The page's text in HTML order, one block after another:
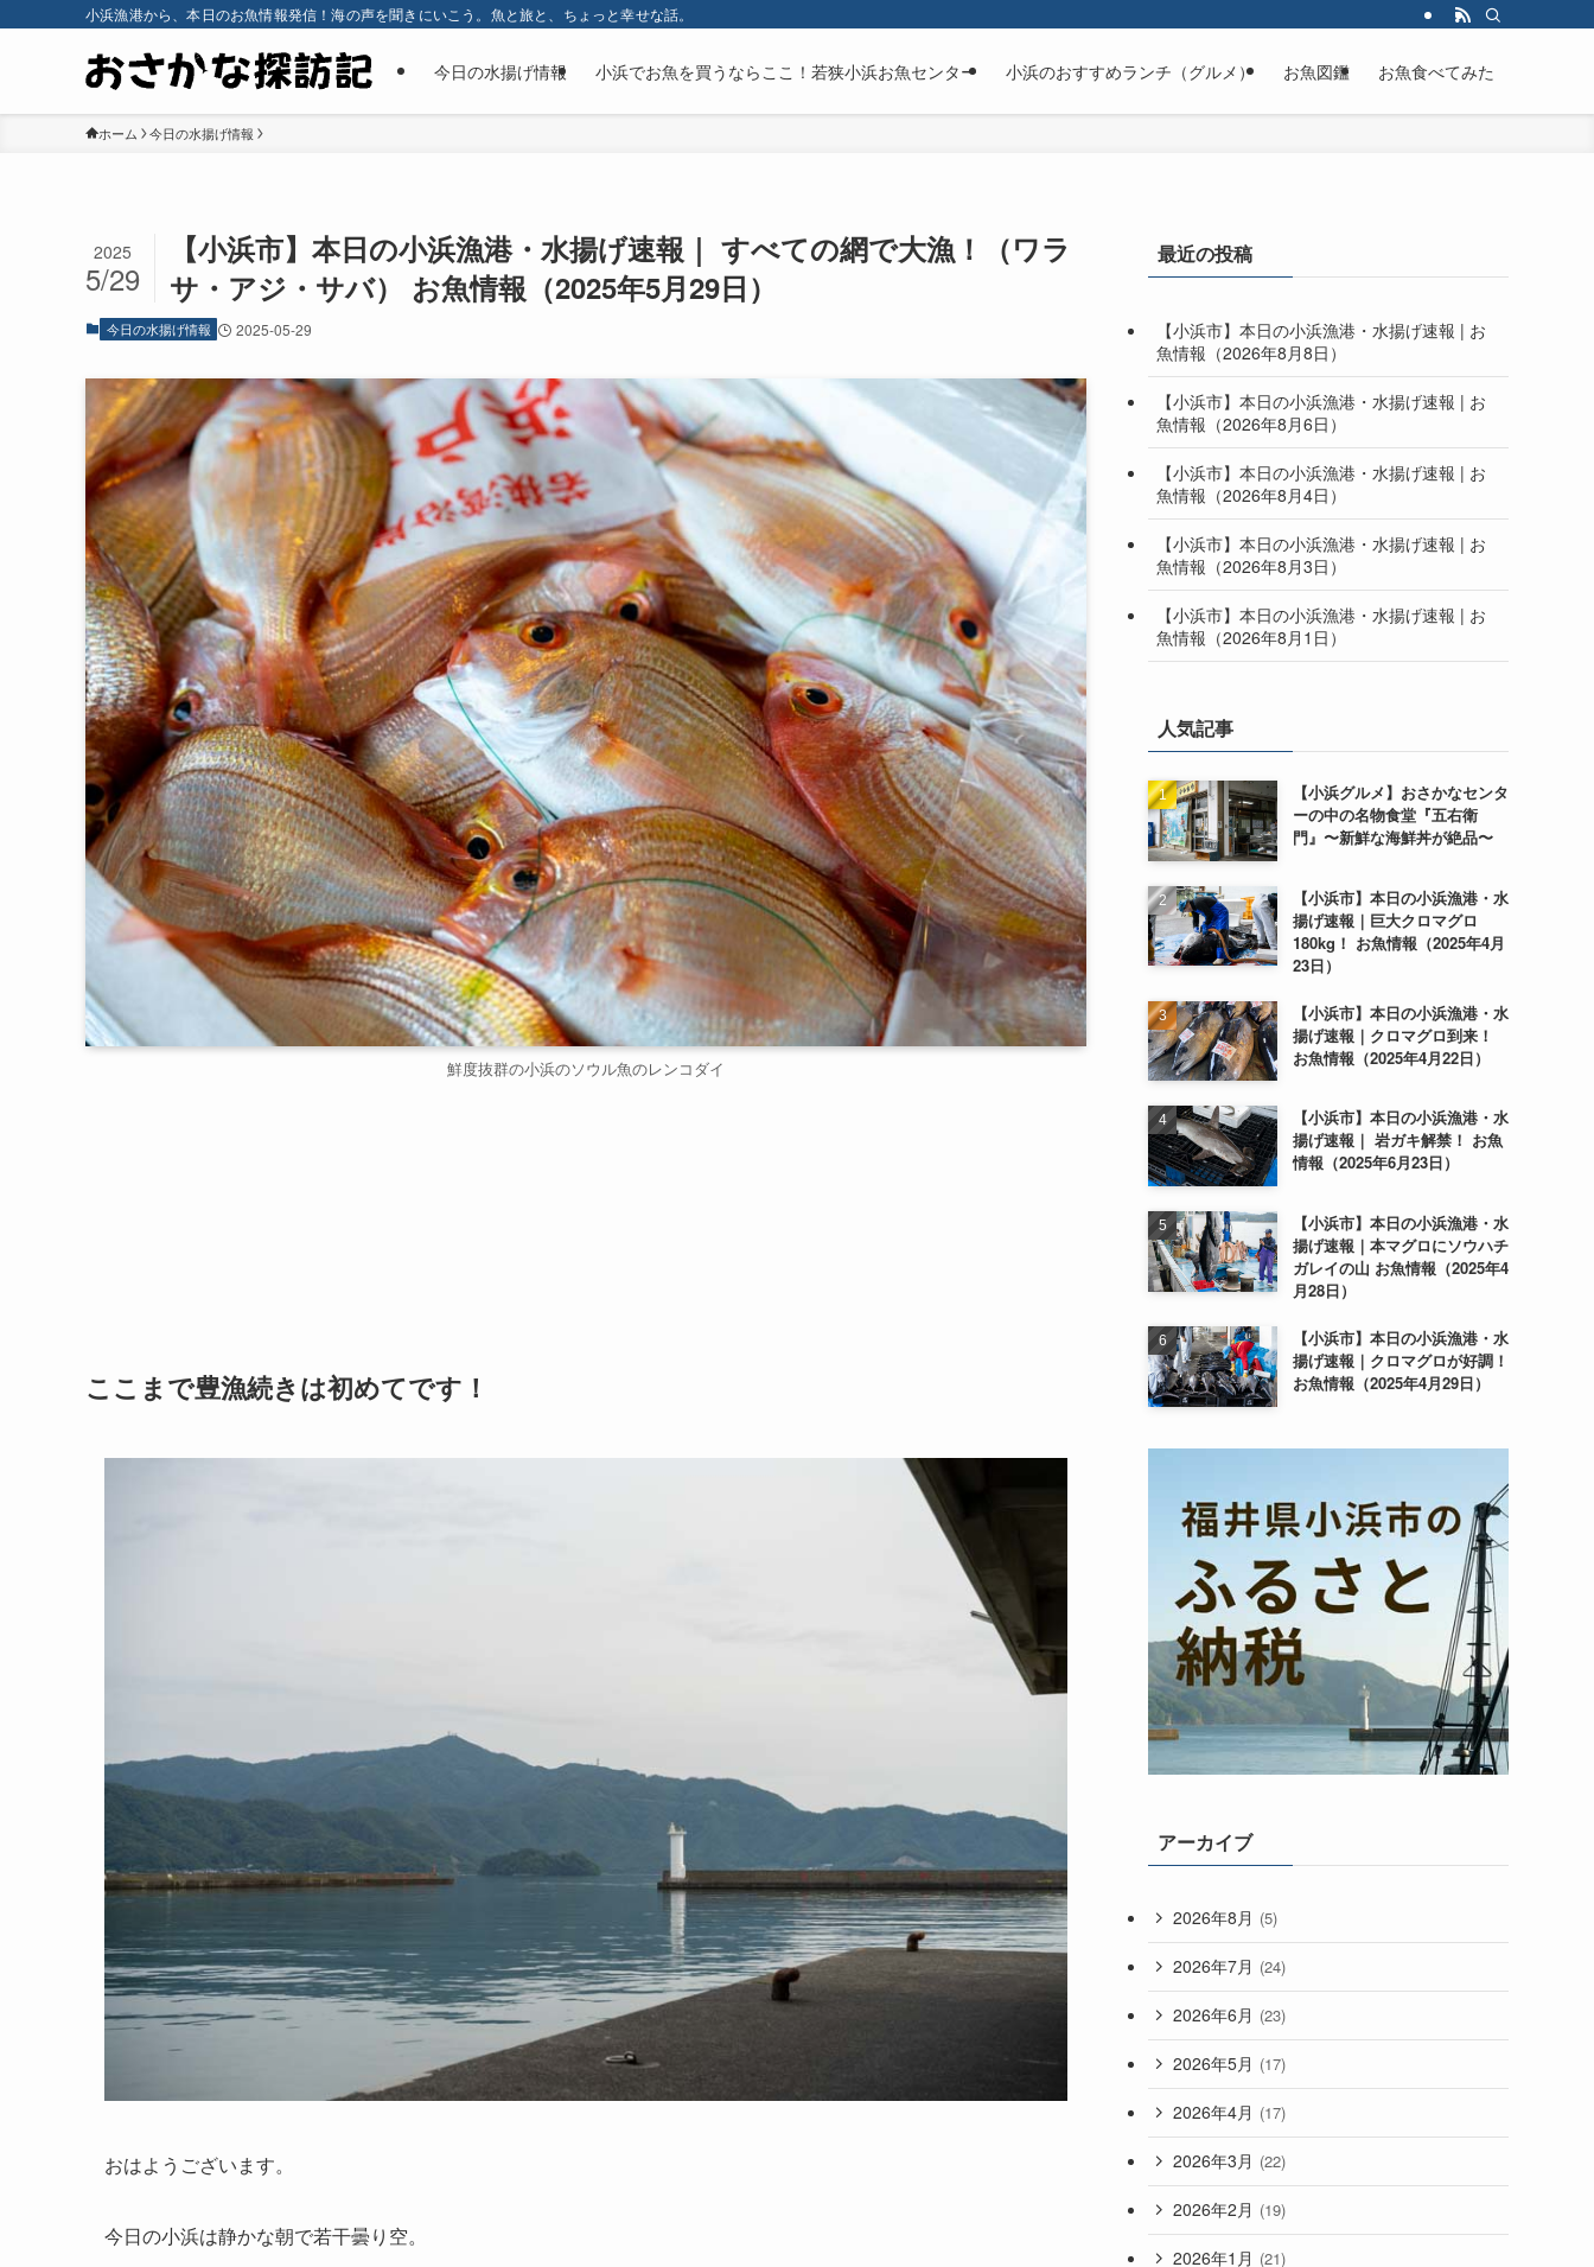
小浜漁港から、本日のお魚情報発信！海の声を聞きにいこう。魚と旅と、ちょっと幸せな話。
今日の水揚げ情報 小浜でお魚を買うならここ！若狭小浜お魚センター 小浜のおすすめランチ（グルメ） お魚図鑑 お魚食べてみた
ホーム 今日の水揚げ情報
【小浜市】本日の小浜漁港・水揚げ速報｜ すべての網で大漁！（ワラ
サ・アジ・サバ） お魚情報（2025年5月29日）
2025
5/29
今日の水揚げ情報 2025-05-29
鮮度抜群の小浜のソウル魚のレンコダイ
ここまで豊漁続きは初めてです！
おはようございます。
今日の小浜は静かな朝で若干曇り空。
最近の投稿
【小浜市】本日の小浜漁港・水揚げ速報 | お
魚情報（2026年8月8日）
【小浜市】本日の小浜漁港・水揚げ速報 | お
魚情報（2026年8月6日）
【小浜市】本日の小浜漁港・水揚げ速報 | お
魚情報（2026年8月4日）
【小浜市】本日の小浜漁港・水揚げ速報 | お
魚情報（2026年8月3日）
【小浜市】本日の小浜漁港・水揚げ速報 | お
魚情報（2026年8月1日）
人気記事
【小浜グルメ】おさかなセンタ
ーの中の名物食堂『五右衛
門』〜新鮮な海鮮丼が絶品〜
【小浜市】本日の小浜漁港・水
揚げ速報｜巨大クロマグロ
180kg！ お魚情報（2025年4月
23日）
【小浜市】本日の小浜漁港・水
揚げ速報｜クロマグロ到来！
お魚情報（2025年4月22日）
【小浜市】本日の小浜漁港・水
揚げ速報｜ 岩ガキ解禁！ お魚
情報（2025年6月23日）
【小浜市】本日の小浜漁港・水
揚げ速報｜本マグロにソウハチ
ガレイの山 お魚情報（2025年4
月28日）
【小浜市】本日の小浜漁港・水
揚げ速報｜クロマグロが好調！
お魚情報（2025年4月29日）
アーカイブ
2026年8月 (5)
2026年7月 (24)
2026年6月 (23)
2026年5月 (17)
2026年4月 (17)
2026年3月 (22)
2026年2月 (19)
2026年1月 (21)